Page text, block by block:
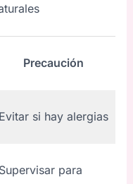
Precaución
Evitar si hay alergias
Supervisar para